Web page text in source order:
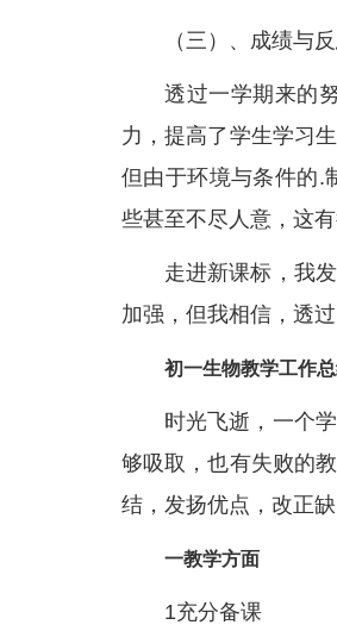
（三）、成绩与
透过一学期来的
力，提高了学生学习
但由于环境与条件的.
些甚至不尽人意，这
走进新课标，我
加强，但我相信，透
初一生物教学工作
时光飞逝，一个
够吸取，也有失败的
结，发扬优点，改正
一教学方面
1充分备课